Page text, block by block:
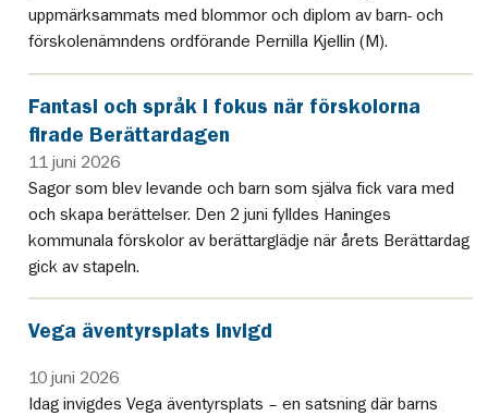
uppmärksammats med blommor och diplom av barn- och
förskolenämndens ordförande Pernilla Kjellin (M).
Fantasi och språk i fokus när förskolorna
firade Berättardagen
11 juni 2026
Sagor som blev levande och barn som själva fick vara med
och skapa berättelser. Den 2 juni fylldes Haninges
kommunala förskolor av berättarglädje när årets Berättardag
gick av stapeln.
Vega äventyrsplats invigd
10 juni 2026
Idag invigdes Vega äventyrsplats – en satsning där barns